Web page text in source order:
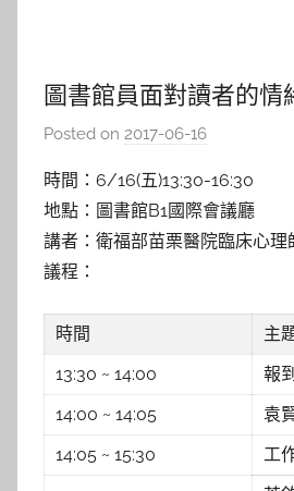
圖書館員面對讀者的情
Posted on 2017-06-16
s
h
a
時間：6/16(五)13:30-16:30
地點：圖書館B1國際會議廳
講者：衛福部苗栗醫院臨床心理
議程：
時間
主
13:30 ~ 14:00
報到
14:00 ~ 14:05
袁
14:05 ~ 15:30
工